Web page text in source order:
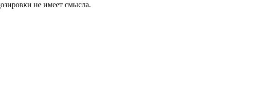
не имеет смысла.